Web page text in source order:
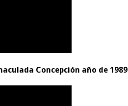
Concepción año de 1989